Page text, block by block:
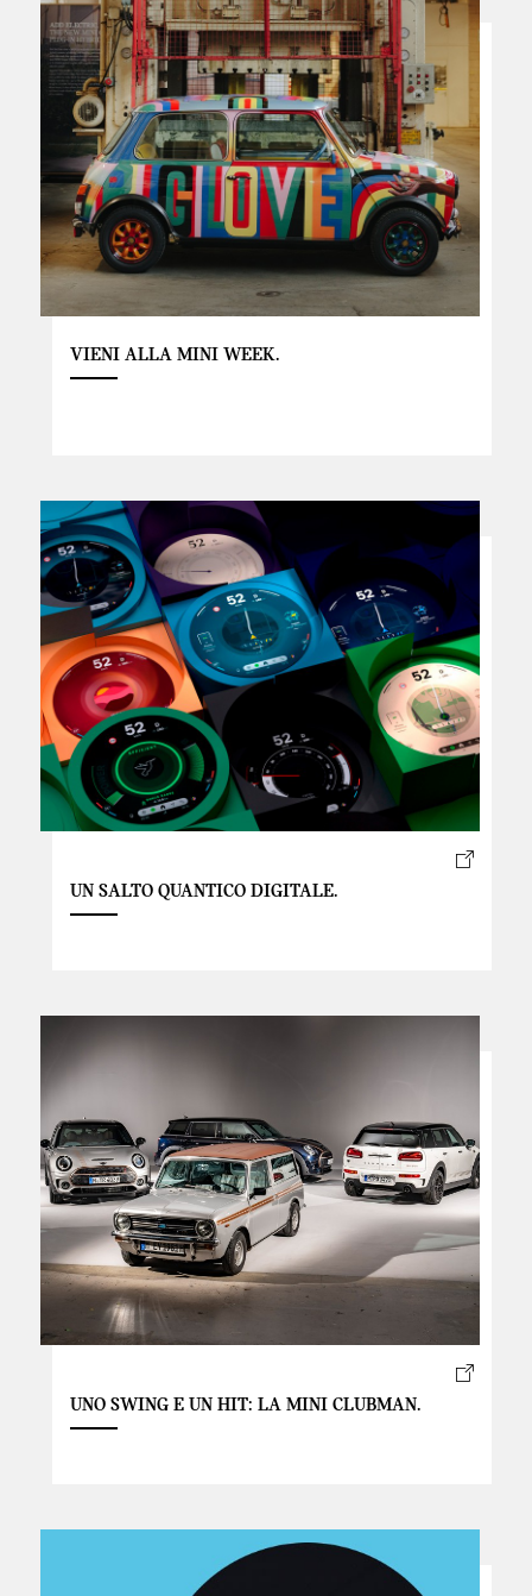
VIENI ALLA MINI WEEK.
UN SALTO QUANTICO DIGITALE.
UNO SWING E UN HIT: LA MINI CLUBMAN.